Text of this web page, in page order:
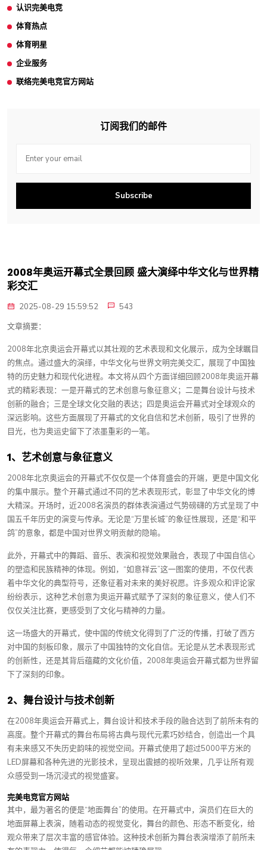
认识完美电竞
体育热点
体育明星
企业服务
联络完美电竞官方网站
订阅我们的邮件
Subscribe
2008年奥运开幕式全景回顾 盛大演绎中华文化与世界精
彩交汇
2025-08-29 15:59:52
543
文章摘要：
2008年北京奥运会开幕式以其壮观的艺术表现和文化展示，成为全球瞩目
的焦点。通过盛大的演绎，中华文化与世界文明完美交汇，展现了中国独
特的历史魅力和现代化进程。本文将从四个方面详细回顾2008年奥运开幕
式的精彩表现：一是开幕式的艺术创意与象征意义；二是舞台设计与技术
创新的融合；三是全球文化交融的表达；四是奥运会开幕式对全球观众的
深远影响。这些方面展现了开幕式的文化自信和艺术创新，吸引了世界的
目光，也为奥运史留下了浓墨重彩的一笔。
1、艺术创意与象征意义
2008年北京奥运会的开幕式不仅仅是一个体育盛会的开端，更是中国文化
的集中展示。整个开幕式通过不同的艺术表现形式，彰显了中华文化的博
大精深。开场时，近2008名演员的群体表演通过气势磅礴的方式呈现了中
国五千年历史的演变与传承。无论是“万里长城”的象征性展现，还是“和平
鸽”的意象，都是中国对世界文明贡献的隐喻。
此外，开幕式中的舞蹈、音乐、表演和视觉效果融合，表现了中国自信心
的塑造和民族精神的体现。例如，“如意祥云”这一图案的使用，不仅代表
着中华文化的典型符号，还象征着对未来的美好祝愿。许多观众和评论家
纷纷表示，这种艺术创意为奥运开幕式赋予了深刻的象征意义，使人们不
仅仅关注比赛，更感受到了文化与精神的力量。
这一场盛大的开幕式，使中国的传统文化得到了广泛的传播，打破了西方
对中国的刻板印象，展示了中国独特的文化自信。无论是从艺术表现形式
的创新性，还是其背后蕴藏的文化价值，2008年奥运会开幕式都为世界留
下了深刻的印象。
2、舞台设计与技术创新
在2008年奥运会开幕式上，舞台设计和技术手段的融合达到了前所未有的
高度。整个开幕式的舞台布局将古典与现代元素巧妙结合，创造出一个具
有未来感又不失历史韵味的视觉空间。开幕式使用了超过5000平方米的
LED屏幕和各种先进的光影技术，呈现出震撼的视听效果，几乎让所有观
众感受到一场沉浸式的视觉盛宴。
完美电竞官方网站
其中，最为著名的便是“地面舞台”的使用。在开幕式中，演员们在巨大的
地面屏幕上表演，随着动态的视觉变化，舞台的颜色、形态不断变化，给
观众带来了层次丰富的感官体验。这种技术创新为舞台表演增添了前所未